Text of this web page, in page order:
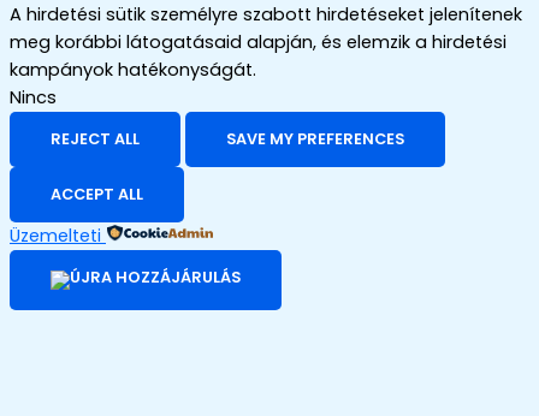
A hirdetési sütik személyre szabott hirdetéseket jelenítenek
meg korábbi látogatásaid alapján, és elemzik a hirdetési
kampányok hatékonyságát.
Nincs
REJECT ALL SAVE MY PREFERENCES
ACCEPT ALL
Üzemelteti